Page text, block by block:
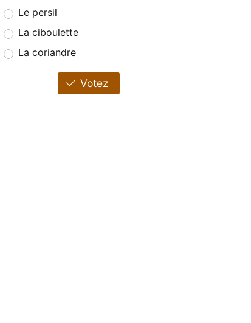
Le persil
La ciboulette
La coriandre
Votez